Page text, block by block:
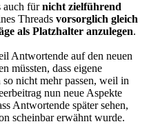
auch fürnicht zielführend
Threads vorsorglich gleich
als Platzhalter anzulegen.
Antwortende auf den neuen
müssten, dass eigene
nicht mehr passen, weil in
nun neue Aspekte
Antwortende später sehen,
scheinbar erwähnt wurde.